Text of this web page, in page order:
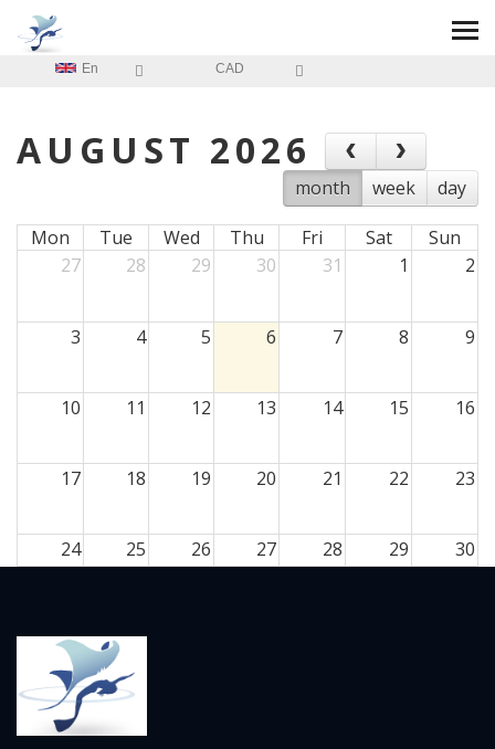
En CAD
AUGUST 2026
month week day
Mon Tue Wed Thu Fri Sat
Sun
27
28 29 30 31 1 2
3 4 5 6 7 8 9
10 11 12 13 14 15 16
17 18 19 20 21 22 23
24 25 26 27 28 29 30